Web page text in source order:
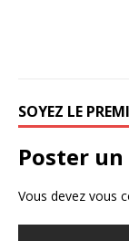
SOYEZ LE
Poster
Vous devez vous